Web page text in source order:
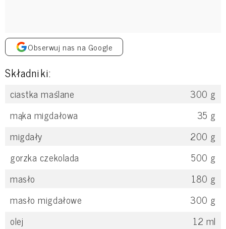
Obserwuj nas na Google
Składniki:
ciastka maślane 300 g
mąka migdałowa
35 g
migdały
200 g
gorzka czekolada
500 g
masło
180 g
masło migdałowe
300 g
olej
12 ml